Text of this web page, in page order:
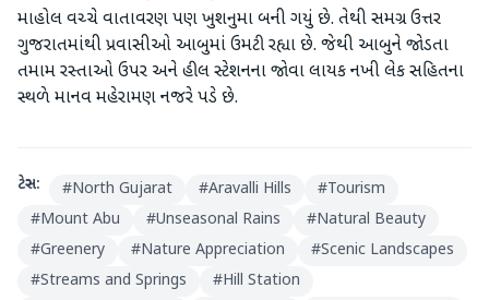
માહોલ વચ્ચે વાતાવરણ પણ ખુશનુમા બની ગયું છે. તેથી સમગ્ર ઉત્તર
ગુજરાતમાંથી પ્રવાસીઓ આબુમાં ઉમટી રહ્યા છે. જેથી આબુને જોડતા
તમામ રસ્તાઓ ઉપર અને હીલ સ્ટેશનના જોવા લાયક નખી લેક સહિતના
સ્થળે માનવ મહેરામણ નજરે પડે છે.
ટેગ્સ: #North Gujarat #Aravalli Hills #Tourism
#Mount Abu #Unseasonal Rains #Natural Beauty
#Greenery #Nature Appreciation #Scenic Landscapes
#Streams and Springs #Hill Station